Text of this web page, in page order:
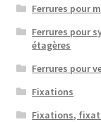
Ferrures pour
Ferrures pour
étagères
Ferrures pour
Fixations
Fixations,